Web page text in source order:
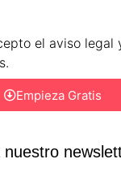
el aviso legal
Empieza Gratis